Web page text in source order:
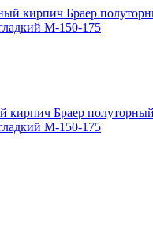
кирпич Браер
М-150-175